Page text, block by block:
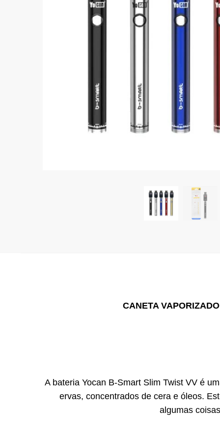
CANETA
A bateria Yocan B-Smart Slim Twist VV é
ervas, concentrados de cera e óleos.
algumas